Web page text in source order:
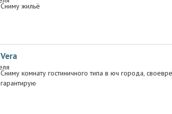
Сниму жильё
Vera
Сниму комнату гостиничного типа в юч города,
гарантирую